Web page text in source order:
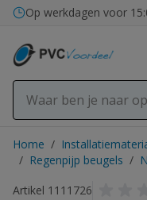
Ga naar de inhoud
Op werkdagen voor
Home /
/ Regenpijp beugels /
Artikel 1111726